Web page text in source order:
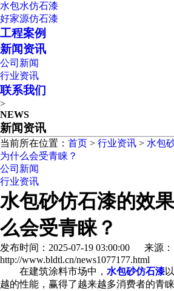
水包水仿石漆
好家源仿石漆
工程案例
新闻资讯
公司新闻
行业资讯
联系我们
>
NEWS
新闻资讯
当前所在位置： 首页 > 行业资讯 > 水包
为什么会受青睐？
公司新闻
行业资讯
水包砂仿石漆的效
么会受青睐？
发布时间：2025-07-19 03:00:00 来源：
http://www.bldtl.cn/news1077177.html
在建筑涂料市场中， 水包砂仿石漆
越的性能，赢得了越来越多消费者的青